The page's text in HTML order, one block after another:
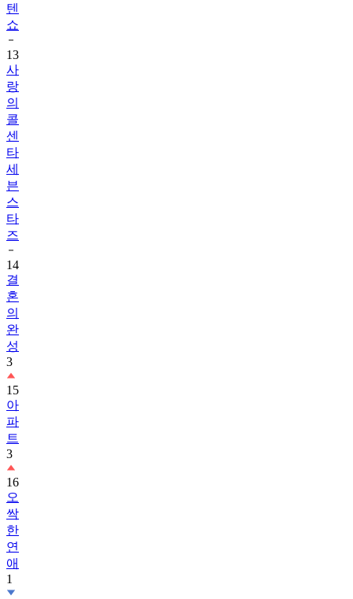
텐
쇼
13
사
랑
의
콜
센
타
세
븐
스
타
즈
14
결
혼
의
완
성
3
15
아
파
트
3
16
오
싹
한
연
애
1